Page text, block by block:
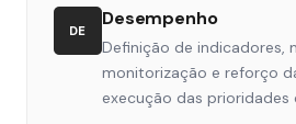
DE
Desempenho
Definição de indicadores,
monitorização e reforço
execução das prioridades